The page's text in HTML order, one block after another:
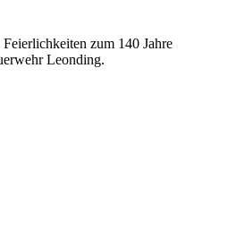
zum 140 Jahre
Leonding.